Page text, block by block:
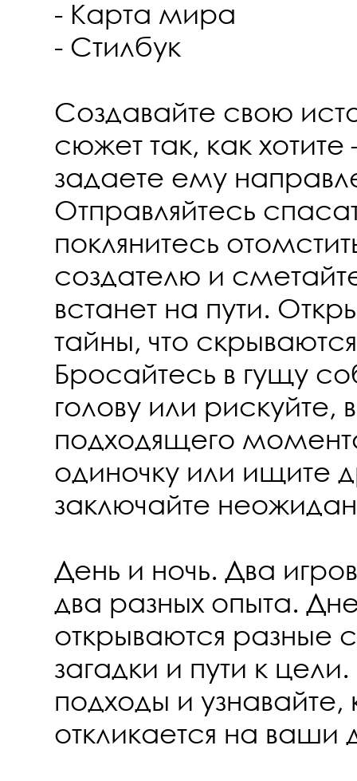
- Карта мира
- Стилбук
Создавайте свою
сюжет так, как
задаете ему
Отправляйтесь
поклянитесь
создателю и
встанет на пути.
тайны, что
Бросайтесь в гущу
голову или рискуйте,
подходящего
одиночку или ищите
заключайте
День и ночь. Два
два разных опыта.
открываются разные
загадки и пути к
подходы и
откликается на ваши